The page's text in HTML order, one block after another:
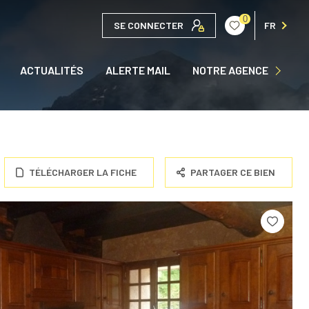
SE CONNECTER
0
FR
ACTUALITÉS ALERTE MAIL NOTRE AGENCE
QUI SOMMES NOUS ?
TÉLÉCHARGER LA FICHE PARTAGER CE BIEN